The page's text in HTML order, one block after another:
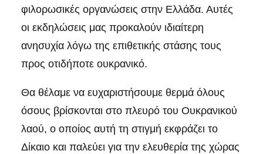
φιλορωσικές οργανώσεις στην Ελλάδα. Αυτές
οι εκδηλώσεις μας προκαλούν ιδιαίτερη
ανησυχία λόγω της επιθετικής στάσης τους
προς οτιδήποτε ουκρανικό.
Θα θέλαμε να ευχαριστήσουμε θερμά όλους
όσους βρίσκονται στο πλευρό του Ουκρανικού
λαού, ο οποίος αυτή τη στιγμή εκφράζει το
Δίκαιο και παλεύει για την ελευθερία της χώρας